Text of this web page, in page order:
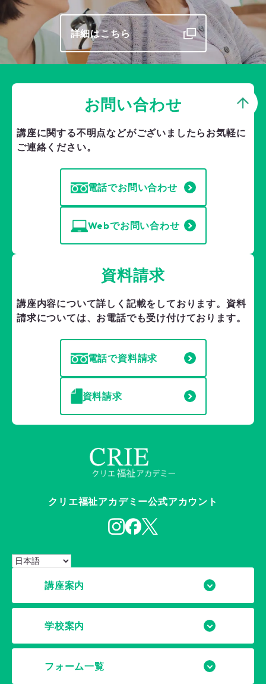
詳細はこちら
お問い合わせ
講座に関する不明点などがございましたら お気軽に
ご連絡ください。
電話でお問い合わせ
Webでお問い合わせ
資料請求
講座内容について詳しく記載をしております。 資料
請求については、お電話でも受け付けております。
電話で資料請求
資料請求
クリエ福祉アカデミー公式アカウント
講座案内
学校案内
フォーム一覧